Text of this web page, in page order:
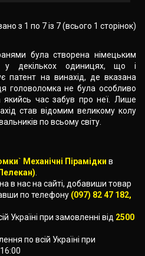
з 1 по 7 із 7 (всього 1 сторінок)
була створена німецьким
у декількох одиницях, що і
патент на винахід, де вказана
головоломка не була особливо
час забув про неї. Лише
став відомим великому колу
по всьому світу.
Механічні Пірамідки в
в нас на сайті, добавиши товар
по телефону (097) 82 47 182,
Україні при замовленні від 2500
по всій Україні при